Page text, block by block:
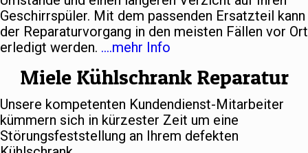
Geschirrspüler. Mit dem passenden Ersatzteil kann
der Reparaturvorgang in den meisten Fällen vor Ort
erledigt werden. ….mehr Info
Miele Kühlschrank Reparatur
Unsere kompetenten Kundendienst-Mitarbeiter
kümmern sich in kürzester Zeit um eine
Störungsfeststellung an Ihrem defekten